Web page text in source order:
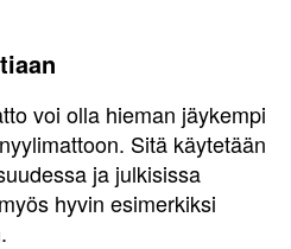
voi olla hieman jäykempi
Sitä käytetään
ja julkisissa
hyvin esimerkiksi